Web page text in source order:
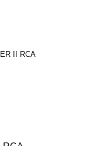
II RCA